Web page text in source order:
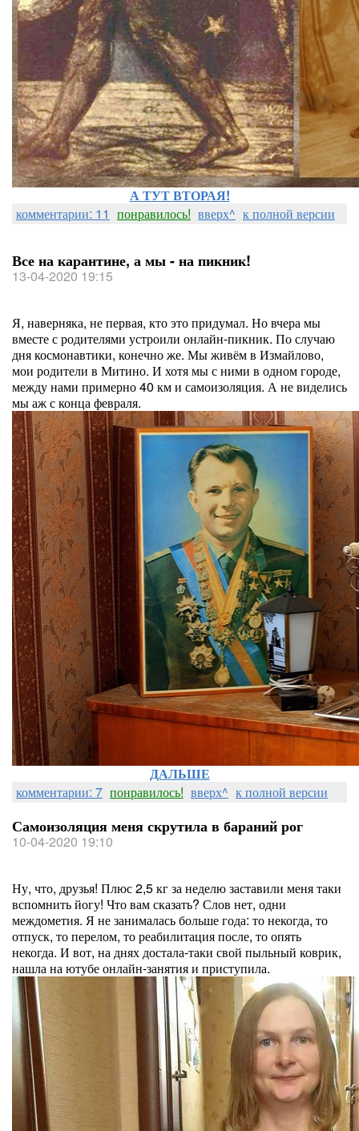
А ТУТ ВТОРАЯ!
комментарии: 11 понравилось! вверх^ к полной версии
Все на карантине, а мы - на пикник!
13-04-2020 19:15
Я, наверняка, не первая, кто это придумал. Но вчера мы
вместе с родителями устроили онлайн-пикник. По случаю
дня космонавтики, конечно же. Мы живём в Измайлово,
мои родители в Митино. И хотя мы с ними в одном городе,
между нами примерно 40 км и самоизоляция. А не виделись
мы аж с конца февраля.
ДАЛЬШЕ
комментарии: 7 понравилось! вверх^ к полной версии
Самоизоляция меня скрутила в бараний рог
10-04-2020 19:10
Ну, что, друзья! Плюс 2,5 кг за неделю заставили меня таки
вспомнить йогу! Что вам сказать? Слов нет, одни
междометия. Я не занималась больше года: то некогда, то
отпуск, то перелом, то реабилитация после, то опять
некогда. И вот, на днях достала-таки свой пыльный коврик,
нашла на ютубе онлайн-занятия и приступила.